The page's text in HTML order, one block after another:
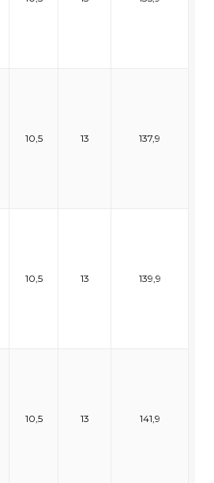
10,5 13 137,9
10,5 13 139,9
10,5 13 141,9